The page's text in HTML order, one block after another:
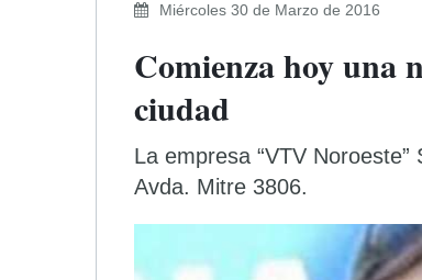
Miércoles 30 de Marzo de 2016
Comienza hoy una
ciudad
La empresa “VTV
Avda. Mitre 3806.